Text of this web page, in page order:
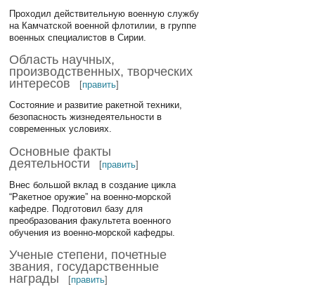
Проходил действительную военную службу
на Камчатской военной флотилии, в группе
военных специалистов в Сирии.
Область научных,
производственных, творческих
интересов
[править]
Состояние и развитие ракетной техники,
безопасность жизнедеятельности в
современных условиях.
Основные факты
деятельности
[править]
Внес большой вклад в создание цикла
“Ракетное оружие” на военно-морской
кафедре. Подготовил базу для
преобразования факультета военного
обучения из военно-морской кафедры.
Ученые степени, почетные
звания, государственные
награды
[править]